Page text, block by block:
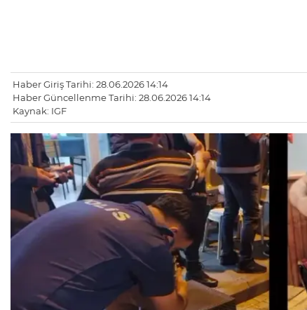
Haber Giriş Tarihi: 28.06.2026 14:14
Haber Güncellenme Tarihi: 28.06.2026 14:14
Kaynak: IGF